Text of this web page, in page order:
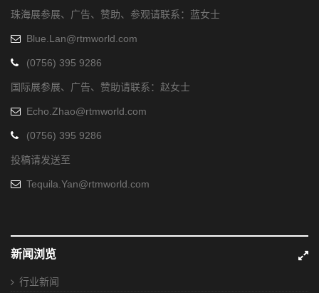
珠海展参展、广告、赞助、参观请联系：蓝女士
Blue.Lan@rtmworld.com
(0756) 395 9286
国际展参展、广告、赞助请联系：赵女士
Echo.Zhao@rtmworld.com
(0756) 395 9286
投稿请发送至
Tequila.Yan@rtmworld.com
新闻浏览
行业新闻